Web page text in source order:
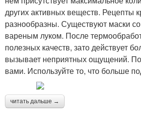
других активных веществ. Рецепты
разнообразны. Существуют маски
вареным луком. После
полезных качеств, зато действует
вызывает неприятных ощущений.
вами. Используйте то, что больше
читать дальше →